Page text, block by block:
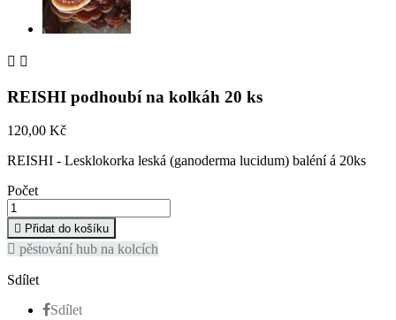
 
REISHI podhoubí na kolkáh 20 ks
120,00 Kč
REISHI - Lesklokorka leská (ganoderma lucidum) baléní á 20ks
Počet
 Přidat do košíku
 pěstování hub na kolcích
Sdílet
Sdílet